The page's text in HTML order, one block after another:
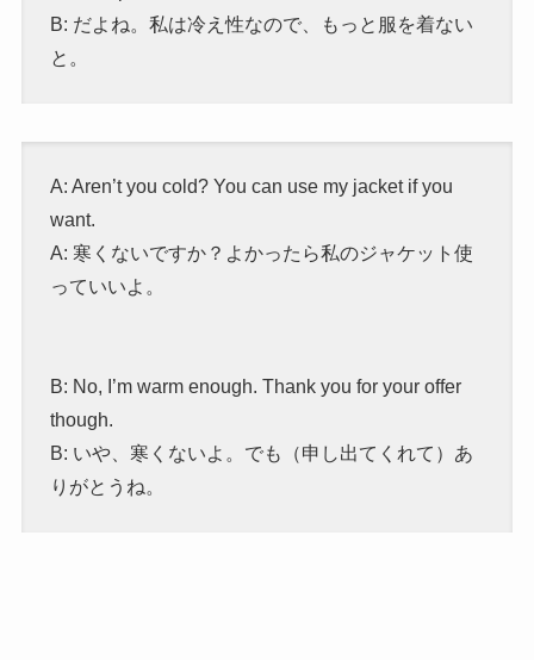
B: だよね。私は冷え性なので、もっと服を着ない
と。
A: Aren’t you cold? You can use my jacket if you
want.
A: 寒くないですか？ よかったら私のジャケット使
っていいよ。
B: No, I’m warm enough. Thank you for your offer
though.
B: いや、寒くないよ。でも（申し出てくれて）あ
りがとうね。